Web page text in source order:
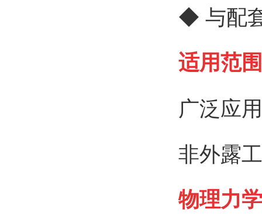
◆ 与配
适用范围
广泛应
非外露
物理力